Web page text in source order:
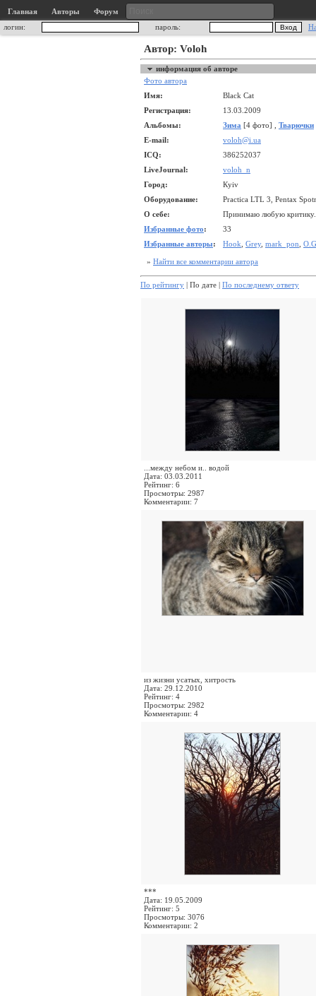
Главная Авторы
Форум
логин:
пароль:
Автор: Voloh
информация об авторе
Фото автора
Имя:
Black Cat
Регистрация:
13.03.2009
Альбомы:
Зима [4 фото] , Тварючки
E-mail:
voloh@i.ua
ICQ:
386252037
LiveJournal:
voloh_n
Город:
Кyiv
Оборудование:
Practica LTL 3, Pentax
О себе:
Принимаю любую критику.
Избранные фото:
33
Избранные авторы: Hook Grey, mark_pon
» Найти все комментарии автора
По рейтингу | По дате | По последнему ответу
...между небом и.. водой
Дата: 03.03.2011
Рейтинг: 6
Просмотры: 2987
Комментарии: 7
из жизни усатых, хитрость
Дата: 29.12.2010
Рейтинг: 4
Просмотры: 2982
Комментарии: 4
***
Дата: 19.05.2009
Рейтинг: 5
Просмотры: 3076
Комментарии: 2